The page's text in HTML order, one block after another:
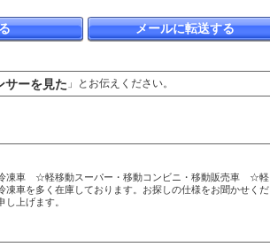
メールに転送する
サーを見た 」とお伝えください。
凍車 ☆軽移動スーパー・移動コンビニ・移動販売車 ☆軽
車を多く在庫しております。お探しの仕様をお聞かせくだ
上げます。